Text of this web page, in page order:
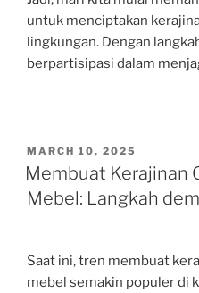
untuk menciptakan
lingkungan. Dengan
berpartisipasi dalam
POSTED
ON
MARCH 10, 2025
Membuat Kerajinan
Mebel: Langkah
Saat ini, tren membuat
mebel semakin populer di